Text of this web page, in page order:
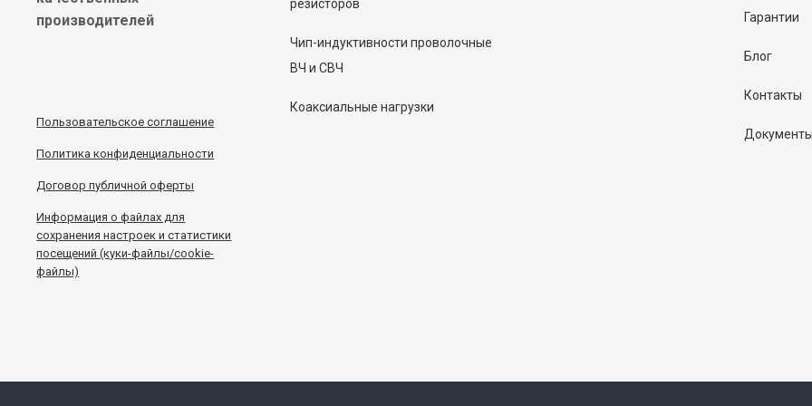
производителей
Пользовательское соглашение
Политика конфиденциальности
Договор публичной оферты
Информацияофайлах для
сохранения настроек и статистики
посещений (куки-файлы/cookie-
файлы)
резисторов
Чип-индуктивности проволочные
ВЧ и СВЧ
Коаксиальные нагрузки
Гарантии
Блог
Контакты